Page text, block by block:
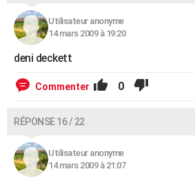
Utilisateur anonyme
14 mars 2009 à 19:20
deni deckett
Commenter 0
RÉPONSE 16 / 22
Utilisateur anonyme
14 mars 2009 à 21:07